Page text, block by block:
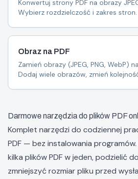
Konwertuj strony PDF na obrazy
Wybierz rozdzielczość i zakres stron.
Obraz na PDF
Zamień obrazy (JPEG, PNG, WebP)
Dodaj wiele obrazów, zmień
Darmowe narzędzia do plików PDF
Komplet narzędzi do codziennej
PDF — bez instalowania programów.
kilka plików PDF w jeden,podzielić
zmniejszyć rozmiar pliku przed